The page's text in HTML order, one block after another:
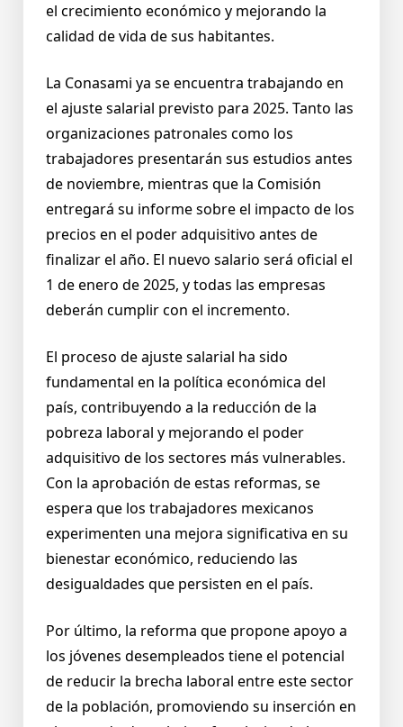
el crecimiento económico y mejorando la
calidad de vida de sus habitantes.
La Conasami ya se encuentra trabajando en
el ajuste salarial previsto para 2025. Tanto las
organizaciones patronales como los
trabajadores presentarán sus estudios antes
de noviembre, mientras que la Comisión
entregará su informe sobre el impacto de los
precios en el poder adquisitivo antes de
finalizar el año. El nuevo salario será oficial el
1 de enero de 2025, y todas las empresas
deberán cumplir con el incremento.
El proceso de ajuste salarial ha sido
fundamental en la política económica del
país, contribuyendo a la reducción de la
pobreza laboral y mejorando el poder
adquisitivo de los sectores más vulnerables.
Con la aprobación de estas reformas, se
espera que los trabajadores mexicanos
experimenten una mejora significativa en su
bienestar económico, reduciendo las
desigualdades que persisten en el país.
Por último, la reforma que propone apoyo a
los jóvenes desempleados tiene el potencial
de reducir la brecha laboral entre este sector
de la población, promoviendo su inserción en